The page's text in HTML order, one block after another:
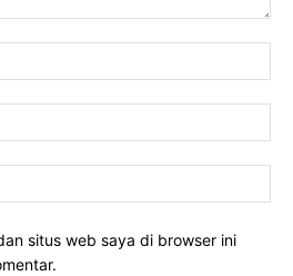
situs web saya di browser ini